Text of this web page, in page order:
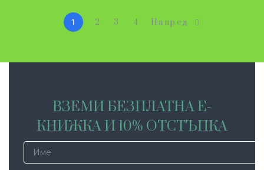
1 2 3 4 Напред
ВЗЕМИ БЕЗПЛАТНА Е-
КНИЖКА И 10% ОТСТЪПКА